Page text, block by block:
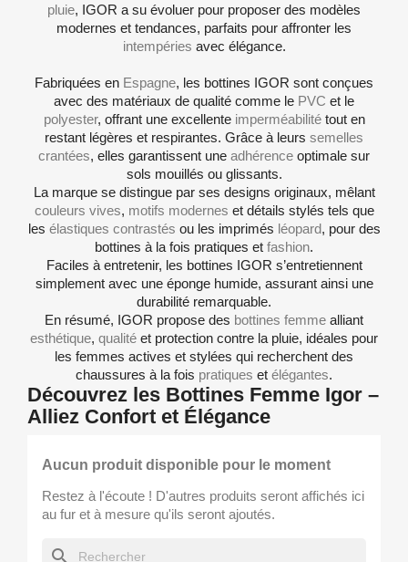
pluie, IGOR a su évoluer pour proposer des modèles
modernes et tendances, parfaits pour affronter les
intempéries avec élégance.
Fabriquées en Espagne, les bottines IGOR sont conçues
avec des matériaux de qualité comme le PVC et le
polyester, offrant une excellente imperméabilitétout en
restant légères et respirantes. Grâce à leurs semelles
crantées, elles garantissent une adhérence optimale sur
sols mouillés ou glissants.
La marque se distingue par ses designs originaux, mêlant
couleurs vives, motifs modernes et détails stylés tels que
les élastiques contrastés ou les imprimés léopard, pour des
bottines à la fois pratiques et fashion.
Faciles à entretenir, les bottines IGOR s’entretiennent
simplement avec une éponge humide, assurant ainsi une
durabilité remarquable.
En résumé, IGOR propose des bottines femme alliant
esthétique, qualité et protection contre la pluie, idéales pour
les femmes actives et stylées qui recherchent des
chaussures à la fois pratiques et élégantes.
Découvrez les Bottines Femme Igor –
Alliez Confort et Élégance
Aucun produit disponible pour le moment
Restez à l'écoute ! D'autres produits seront affichés ici
au fur et à mesure qu'ils seront ajoutés.
search